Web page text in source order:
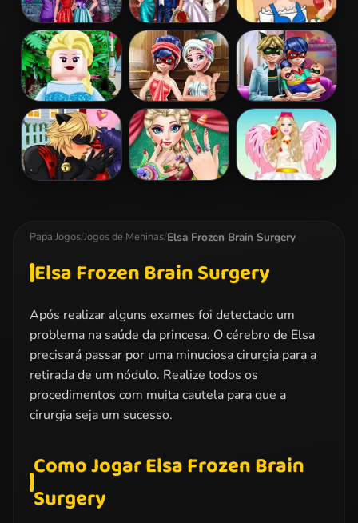
Couples New
Year Party
Ladybug
Wedding Royal
Guests
Snow White
Patchwork
Dress
Lego Princesses Ladybug Sauna
Realife
Dotted Girl
Family Day
Papa Jogos/Jogos de Meninas/Elsa Frozen Brain Surgery
Elsa Frozen Brain Surgery
Após realizar alguns exames foi detectado um
problema na saúde da princesa. O cérebro de Elsa
precisará passar por uma minuciosa cirurgia para a
retirada de um nódulo. Realize todos os
procedimentos com muita cautela para que a
cirurgia seja um sucesso.
Como Jogar Elsa Frozen Brain
Surgery